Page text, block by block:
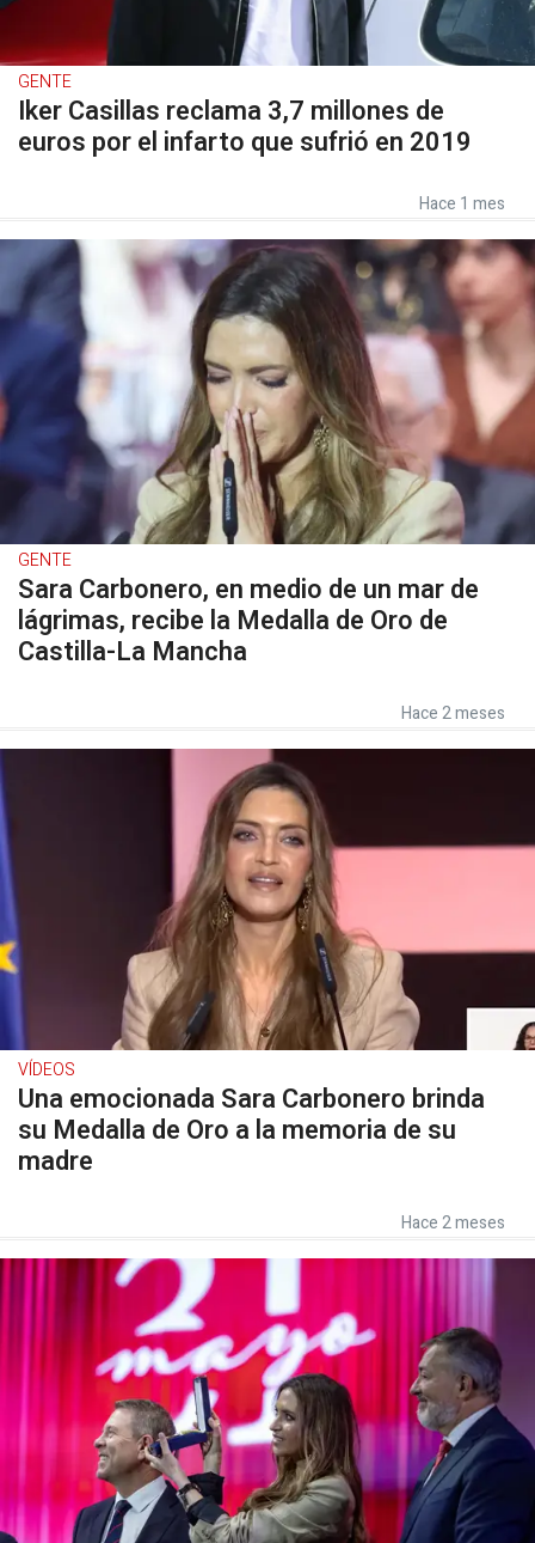
GENTE
Iker Casillas reclama 3,7 millones de
euros por el infarto que sufrió en 2019
Hace 1 mes
GENTE
Sara Carbonero, en medio de un mar de
lágrimas, recibe la Medalla de Oro de
Castilla-La Mancha
Hace 2 meses
VÍDEOS
Una emocionada Sara Carbonero brinda
su Medalla de Oro a la memoria de su
madre
Hace 2 meses